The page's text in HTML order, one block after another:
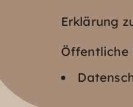
Erklärung
Öffentliche